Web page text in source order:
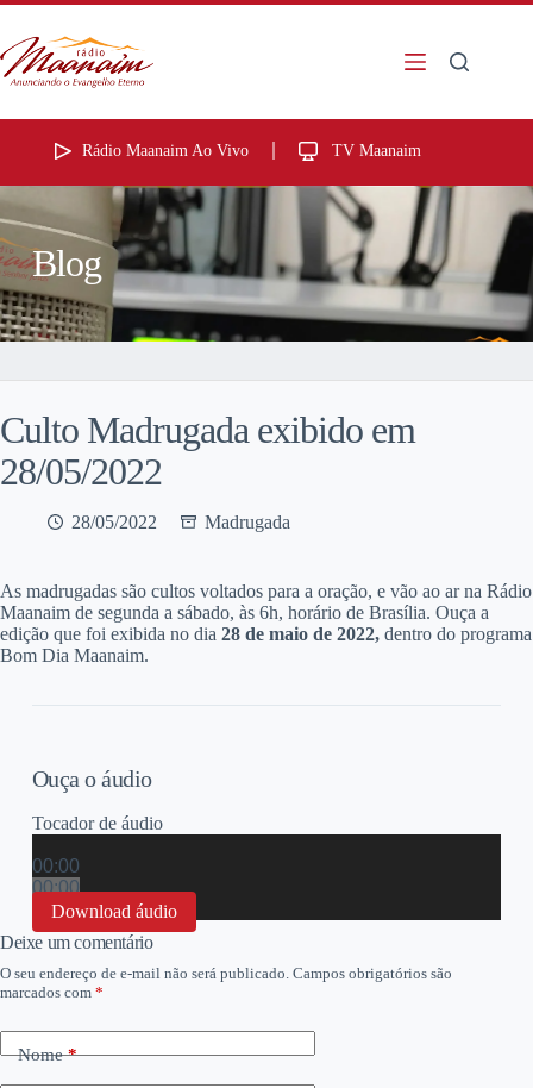
Rádio Maanaim Ao Vivo TV Maanaim
Blog
Culto Madrugada exibido em
28/05/2022
28/05/2022 Madrugada
As madrugadas são cultos voltados para a oração, e vão ao ar na Rádio
Maanaim de segunda a sábado, às 6h, horário de Brasília. Ouça a
edição que foi exibida no dia 28 de maio de 2022, dentro do programa
Bom Dia Maanaim.
Ouça o áudio
Tocador de áudio
00:00
00:00
00:00
Download áudio
Deixe um comentário
O seu endereço de e-mail não será publicado. Campos obrigatórios são
marcados com *
Nome*